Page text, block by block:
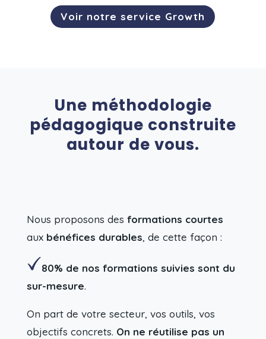
Voir notre service Growth
Une méthodologie
pédagogique construite
autour de vous.
Nous proposons des formations courtes
aux bénéfices durables, de cette façon :
80% de nos formations suivies sont du
sur-mesure.
On part de votre secteur, vos outils, vos
objectifs concrets. On ne réutilise pas un